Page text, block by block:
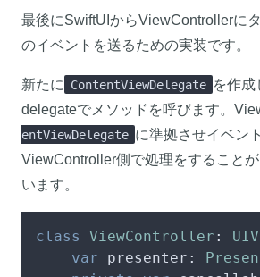
最後にSwiftUIからViewControllerに
のイベントを送るための実装です。
新たに ContentViewDelegate を作成
delegateでメソッドを呼びます。
entViewDelegate に準拠させイベン
ViewController側で処理をすること
います。
class ViewController :
var presenter: